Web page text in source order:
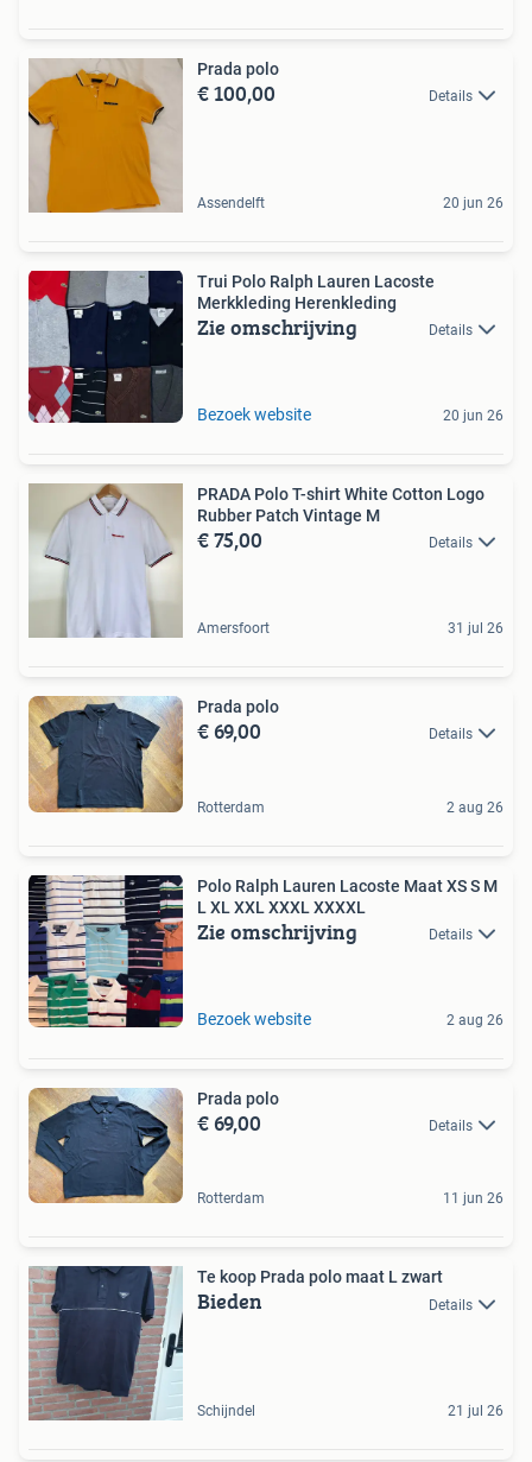
Prada polo
€ 100,00 Details
Assendelft 20 jun 26
Trui Polo Ralph Lauren Lacoste
Merkkleding Herenkleding
Zie omschrijving Details
Bezoek website 20 jun 26
PRADA Polo T-shirt White Cotton Logo
Rubber Patch Vintage M
€ 75,00 Details
Amersfoort 31 jul 26
Prada polo
€ 69,00 Details
Rotterdam 2 aug 26
Polo Ralph Lauren Lacoste Maat XS S M
L XL XXL XXXL XXXXL
Zie omschrijving Details
Bezoek website 2 aug 26
Prada polo
€ 69,00 Details
Rotterdam 11 jun 26
Te koop Prada polo maat L zwart
Bieden Details
Schijndel 21 jul 26